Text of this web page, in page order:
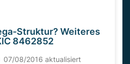
Struktur? Weiteres
8462852
07/08/2016 aktualisiert